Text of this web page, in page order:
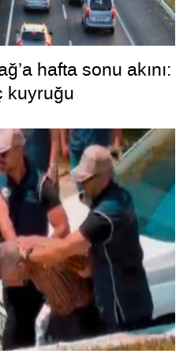
hafta sonu akını:
kuyruğu